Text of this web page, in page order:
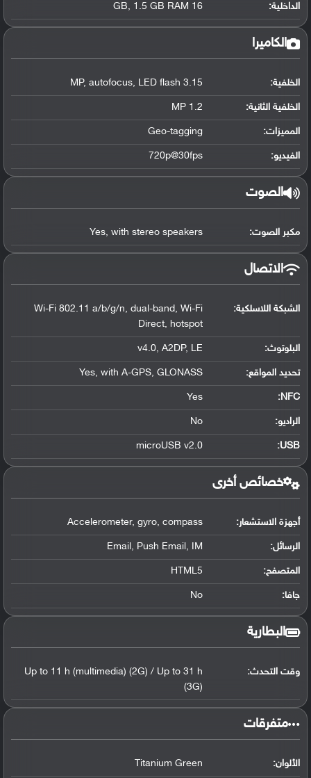
الداخلية: 16 GB, 1.5 GB RAM
الكاميرا
الخلفية: 3.15 MP, autofocus, LED flash
الخلفية الثانية: 1.2 MP
المميزات: Geo-tagging
الفيديو: 720p@30fps
الصوت
مكبر الصوت: Yes, with stereo speakers
الاتصال
الشبكة اللاسلكية:
Wi-Fi 802.11 a/b/g/n, dual-band, Wi-Fi
Direct, hotspot
البلوتوث:
v4.0, A2DP, LE
تحديد المواقع:
Yes, with A-GPS, GLONASS
NFC
:
Yes
الراديو: No
USB
:
microUSB v2.0
خصائص أخرى
أجهزة الاستشعار: Accelerometer, gyro, compass
الرسائل: Email, Push Email, IM
المتصفح: HTML5
جافا: No
البطارية
وقت التحدث:
Up to 11 h (multimedia) (2G) / Up to 31 h
(3G)
‏متفرقات‏
الألوان: Titanium Green